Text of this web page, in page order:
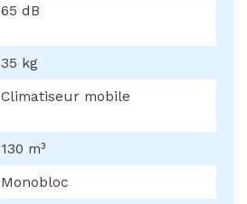
65 dB
35 kg
Climatiseur mobile
130 m³
Monobloc